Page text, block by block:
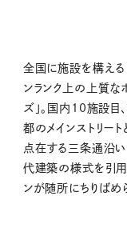
全国に施設を構える
ンランク上の上質な
ズ」。国内10施設目
都のメインストリー
点在する三条通沿
代建築の様式を引用
ンが随所にちりばめ